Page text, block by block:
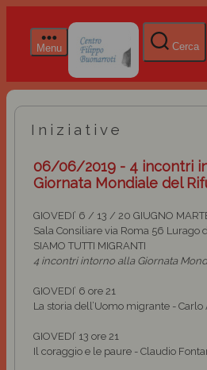
Menu Cerca
Iniziative
06/06/2019 - 4 incontri
Giornata Mondiale del
GIOVEDI’ 6 / 13 / 20 GIUGNO
Sala Consiliare via Roma 56 Lurago
SIAMO TUTTI MIGRANTI
4 incontri intorno alla Giornata
GIOVEDI’ 6 ore 21
La storia dell’Uomo migrante - Carlo
GIOVEDI’ 13 ore 21
Il coraggio e le paure - Claudio